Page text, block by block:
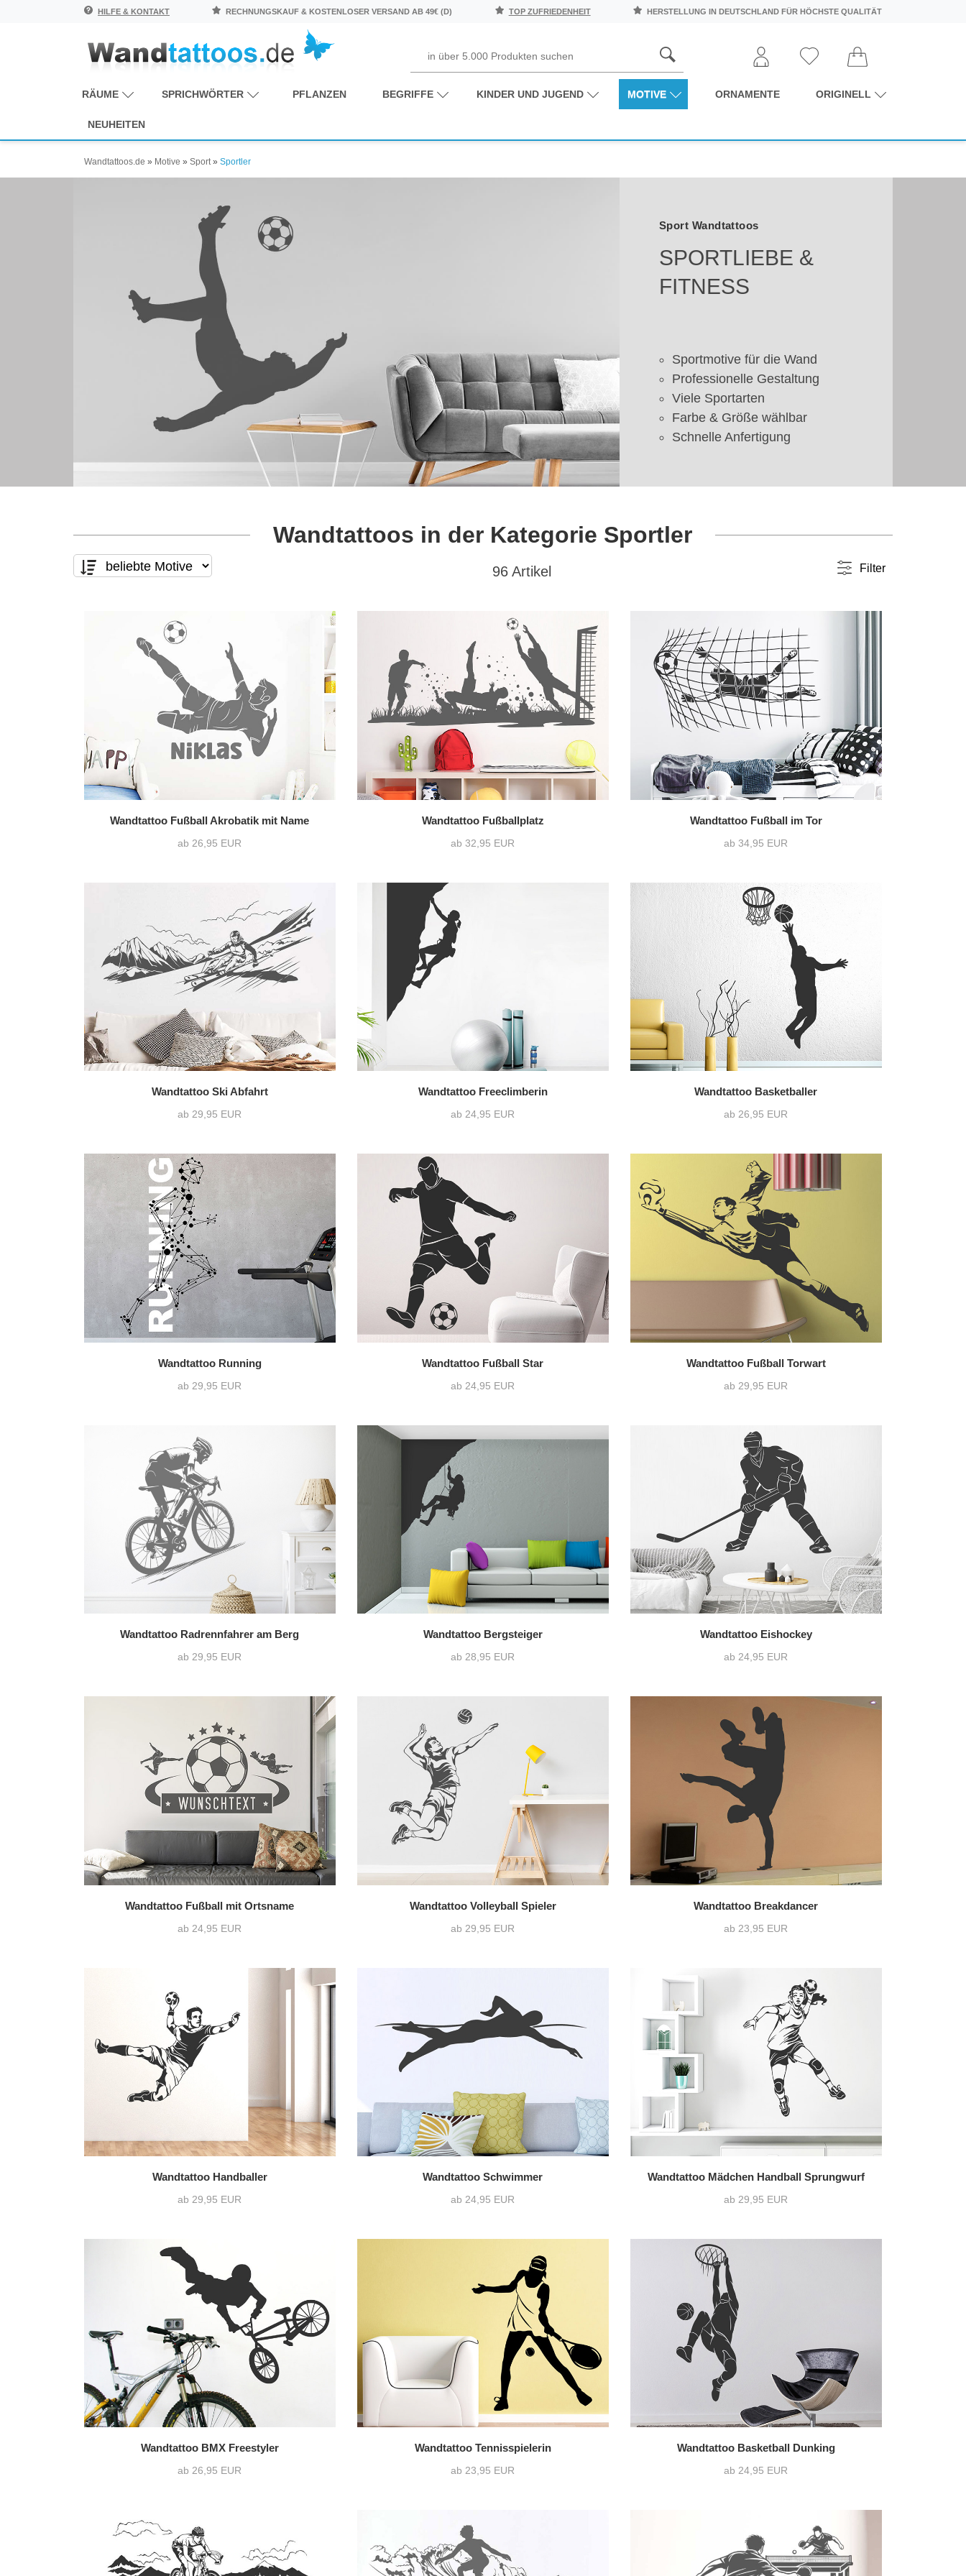
HILFE & KONTAKT RECHNUNGSKAUF & KOSTENLOSER VERSAND AB 49€ (D) TOP ZUFRIEDENHEIT HERSTELLUNG IN DEUTSCHLAND FÜR HÖCHSTE QUALITÄT
RÄUME SPRICHWÖRTER PFLANZEN BEGRIFFE KINDER UND JUGEND MOTIVE ORNAMENTE ORIGINELL
NEUHEITEN
Wandtattoos.de » Motive » Sport » Sportler
Sport Wandtattoos
SPORTLIEBE &
FITNESS
Sportmotive für die Wand
Professionelle Gestaltung
Viele Sportarten
Farbe & Größe wählbar
Schnelle Anfertigung
Wandtattoos in der Kategorie Sportler
96 Artikel Filter
nur Text(0)
nur Motiv(87)
Text mit Motiv(9)
Hochformat
Querformat (42)
Quadrat (11)
mit Wunschtext
ohne Wunschtext (92)
einfarbig
(94)
36 Varianten pro Motiv
zweifarbig (2)
1216 Varianten pro Motiv
Wandtattoo Fußball Akrobatik mit Name
ab 26,95 EUR
Wandtattoo Fußballplatz
ab 32,95 EUR
Wandtattoo Fußball im Tor
ab 34,95 EUR
Wandtattoo Ski Abfahrt
ab 29,95 EUR
Wandtattoo Freeclimberin
ab 24,95 EUR
Wandtattoo Basketballer
ab 26,95 EUR
Wandtattoo Running
ab 29,95 EUR
Wandtattoo Fußball Star
ab 24,95 EUR
Wandtattoo Fußball Torwart
ab 29,95 EUR
Wandtattoo Radrennfahrer am Berg
ab 29,95 EUR
Wandtattoo Bergsteiger
ab 28,95 EUR
Wandtattoo Eishockey
ab 24,95 EUR
Wandtattoo Fußball mit Ortsname
ab 24,95 EUR
Wandtattoo Volleyball Spieler
ab 29,95 EUR
Wandtattoo Breakdancer
ab 23,95 EUR
Wandtattoo Handballer
ab 29,95 EUR
Wandtattoo Schwimmer
ab 24,95 EUR
Wandtattoo Mädchen Handball Sprungwurf
ab 29,95 EUR
Wandtattoo BMX Freestyler
ab 26,95 EUR
Wandtattoo Tennisspielerin
ab 23,95 EUR
Wandtattoo Basketball Dunking
ab 24,95 EUR